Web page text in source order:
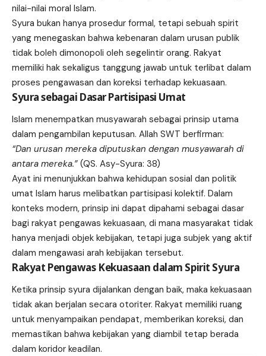
nilai-nilai moral Islam.
Syura bukan hanya prosedur formal, tetapi sebuah spirit
yang menegaskan bahwa kebenaran dalam urusan publik
tidak boleh dimonopoli oleh segelintir orang. Rakyat
memiliki hak sekaligus tanggung jawab untuk terlibat dalam
proses pengawasan dan koreksi terhadap kekuasaan.
Syura sebagai Dasar Partisipasi Umat
Islam menempatkan musyawarah sebagai prinsip utama
dalam pengambilan keputusan. Allah SWT berfirman:
“Dan urusan mereka diputuskan dengan musyawarah di
antara mereka.” (QS. Asy-Syura: 38)
Ayat ini menunjukkan bahwa kehidupan sosial dan politik
umat Islam harus melibatkan partisipasi kolektif. Dalam
konteks modern, prinsip ini dapat dipahami sebagai dasar
bagi rakyat pengawas kekuasaan, di mana masyarakat tidak
hanya menjadi objek kebijakan, tetapi juga subjek yang aktif
dalam mengawasi arah kebijakan tersebut.
Rakyat Pengawas Kekuasaan dalam Spirit Syura
Ketika prinsip syura dijalankan dengan baik, maka kekuasaan
tidak akan berjalan secara otoriter. Rakyat memiliki ruang
untuk menyampaikan pendapat, memberikan koreksi, dan
memastikan bahwa kebijakan yang diambil tetap berada
dalam koridor keadilan.